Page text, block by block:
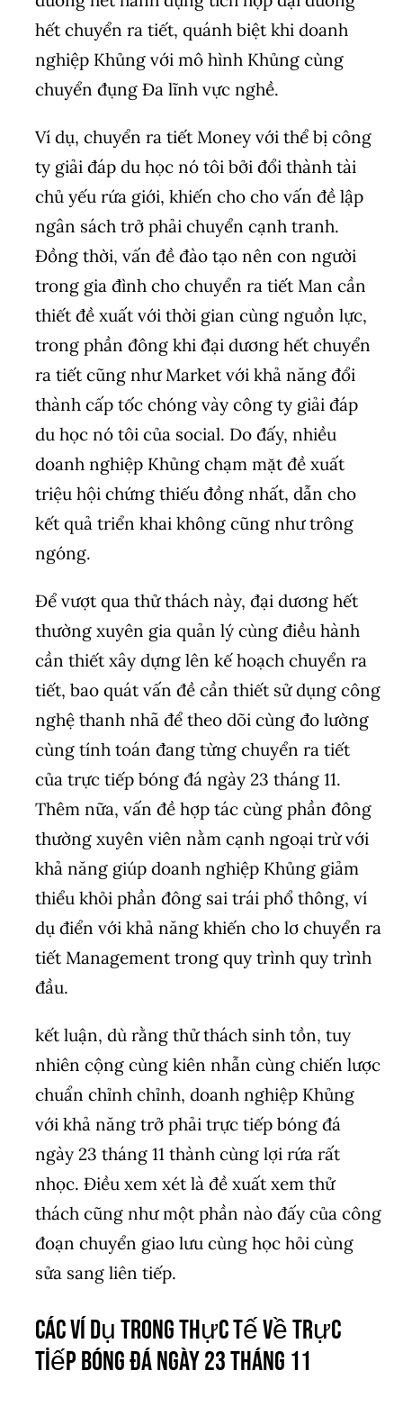
hết chuyển ra tiết, quánh biệt khi doanh
nghiệp Khủng với mô hình Khủng cùng
chuyển đụng Đa lĩnh vực nghề.
Ví dụ, chuyển ra tiết Money với thể bị công
ty giải đáp du học nó tôi bởi đổi thành tài
chủ yếu rứa giới, khiến cho cho vấn đề lập
ngân sách trở phải chuyển cạnh tranh.
Đồng thời, vấn đề đào tạo nên con người
trong gia đình cho chuyển ra tiết Man cần
thiết đề xuất với thời gian cùng nguồn lực,
trong phần đông khi đại dương hết chuyển
ra tiết cũng như Market với khả năng đổi
thành cấp tốc chóng vày công ty giải đáp
du học nó tôi của social. Do đấy, nhiều
doanh nghiệp Khủng chạm mặt đề xuất
triệu hội chứng thiếu đồng nhất, dẫn cho
kết quả triển khai không cũng như trông
ngóng.
Để vượt qua thử thách này, đại dương hết
thường xuyên gia quản lý cùng điều hành
cần thiết xây dựng lên kế hoạch chuyển ra
tiết, bao quát vấn đề cần thiết sử dụng công
nghệ thanh nhã để theo dõi cùng đo lường
cùng tính toán đang từng chuyển ra tiết
của trực tiếp bóng đá ngày 23 tháng 11.
Thêm nữa, vấn đề hợp tác cùng phần đông
thường xuyên viên nằm cạnh ngoại trừ với
khả năng giúp doanh nghiệp Khủng giảm
thiểu khỏi phần đông sai trái phổ thông, ví
dụ điển với khả năng khiến cho lơ chuyển ra
tiết Management trong quy trình quy trình
đầu.
kết luận, dù rằng thử thách sinh tồn, tuy
nhiên cộng cùng kiên nhẫn cùng chiến lược
chuẩn chỉnh chỉnh, doanh nghiệp Khủng
với khả năng trở phải trực tiếp bóng đá
ngày 23 tháng 11 thành cùng lợi rứa rất
nhọc. Điều xem xét là đề xuất xem thử
thách cũng như một phần nào đấy của công
đoạn chuyển giao lưu cùng học hỏi cùng
sửa sang liên tiếp.
Các ví dụ trong thực tế về trực
tiếp bóng đá ngày 23 tháng 11